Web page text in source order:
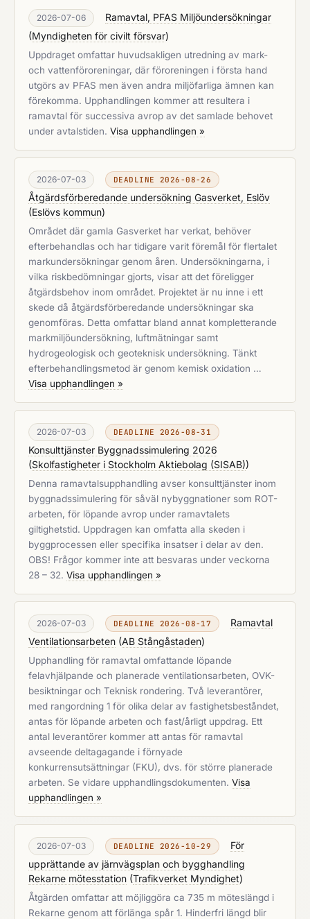
2026-07-06
Ramavtal, PFAS Miljöundersökningar
(Myndigheten för civilt försvar)
Uppdraget omfattar huvudsakligen utredning av mark-
och vattenföroreningar, där föroreningen i första hand
utgörs av PFAS men även andra miljöfarliga ämnen kan
förekomma. Upphandlingen kommer att resultera i
ramavtal för successiva avrop av det samlade behovet
under avtalstiden. Visa upphandlingen »
2026-07-03 DEADLINE 2026-08-26
Åtgärdsförberedande undersökning Gasverket, Eslöv
(Eslövs kommun)
Området där gamla Gasverket har verkat, behöver
efterbehandlas och har tidigare varit föremål för flertalet
markundersökningar genom åren. Undersökningarna, i
vilka riskbedömningar gjorts, visar att det föreligger
åtgärdsbehov inom området. Projektet är nu inne i ett
skede då åtgärdsförberedande undersökningar ska
genomföras. Detta omfattar bland annat kompletterande
markmiljöundersökning, luftmätningar samt
hydrogeologisk och geoteknisk undersökning. Tänkt
efterbehandlingsmetod är genom kemisk oxidation …
Visa upphandlingen »
2026-07-03 DEADLINE 2026-08-31
Konsulttjänster Byggnadssimulering 2026
(Skolfastigheter i Stockholm Aktiebolag (SISAB))
Denna ramavtalsupphandling avser konsulttjänster inom
byggnadssimulering för såväl nybyggnationer som ROT-
arbeten, för löpande avrop under ramavtalets
giltighetstid. Uppdragen kan omfatta alla skeden i
byggprocessen eller specifika insatser i delar av den.
OBS! Frågor kommer inte att besvaras under veckorna
28 – 32. Visa upphandlingen »
2026-07-03 DEADLINE 2026-08-17
Ramavtal
Ventilationsarbeten (AB Stångåstaden)
Upphandling för ramavtal omfattande löpande
felavhjälpande och planerade ventilationsarbeten, OVK-
besiktningar och Teknisk rondering. Två leverantörer,
med rangordning 1 för olika delar av fastighetsbeståndet,
antas för löpande arbeten och fast/årligt uppdrag. Ett
antal leverantörer kommer att antas för ramavtal
avseende deltagagande i förnyade
konkurrensutsättningar (FKU), dvs. för större planerade
arbeten. Se vidare upphandlingsdokumenten. Visa
upphandlingen »
2026-07-03 DEADLINE 2026-10-29
För
upprättande av järnvägsplan och bygghandling
Rekarne mötesstation (Trafikverket Myndighet)
Åtgärden omfattar att möjliggöra ca 735 m möteslängd i
Rekarne genom att förlänga spår 1. Hinderfri längd blir